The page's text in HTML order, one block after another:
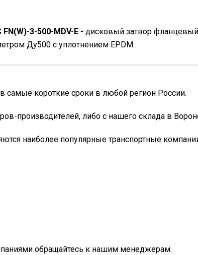
3-500-MDV-E - дисковый затвор
Ду500 с уплотнением EPDM.
короткие сроки в любой регион России.
производителей, либо с нашего склада в
наиболее популярные транспортные
обращайтесь к нашим менеджерам.